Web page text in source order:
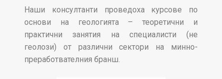
Наши консултанти проведоха курсове по
основи на геологията – теоретични и
практични занятия на специалисти (не
геолози) от различни сектори на минно-
преработвателния бранш.